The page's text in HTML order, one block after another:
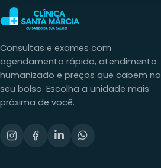
Consultas e exames com
agendamento rápido, atendimento
humanizado e preços que cabem no
seu bolso. Escolha a unidade mais
próxima de você.